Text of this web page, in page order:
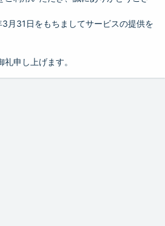
3月31日をもちましてサービスの提供を
申し上げます。